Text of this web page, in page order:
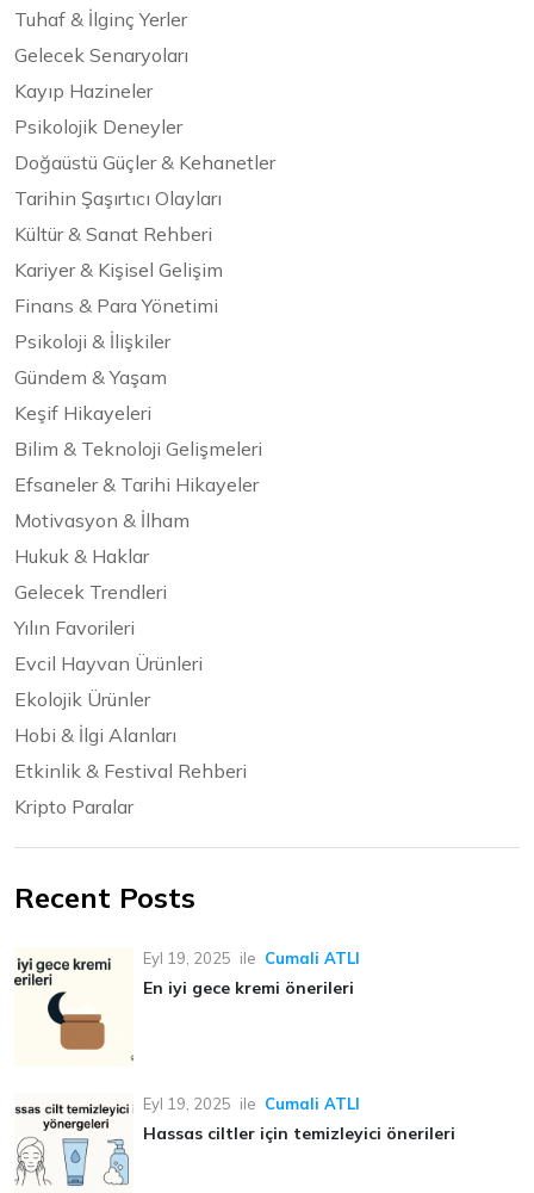
Tuhaf & İlginç Yerler
Gelecek Senaryoları
Kayıp Hazineler
Psikolojik Deneyler
Doğaüstü Güçler & Kehanetler
Tarihin Şaşırtıcı Olayları
Kültür & Sanat Rehberi
Kariyer & Kişisel Gelişim
Finans & Para Yönetimi
Psikoloji & İlişkiler
Gündem & Yaşam
Keşif Hikayeleri
Bilim & Teknoloji Gelişmeleri
Efsaneler & Tarihi Hikayeler
Motivasyon & İlham
Hukuk & Haklar
Gelecek Trendleri
Yılın Favorileri
Evcil Hayvan Ürünleri
Ekolojik Ürünler
Hobi & İlgi Alanları
Etkinlik & Festival Rehberi
Kripto Paralar
Recent Posts
Eyl 19, 2025 ile Cumali ATLI
En iyi gece kremi önerileri
Eyl 19, 2025 ile Cumali ATLI
Hassas ciltler için temizleyici önerileri